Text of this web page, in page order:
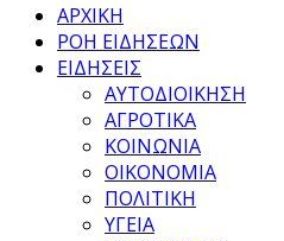
ΑΡΧΙΚΗ
ΡΟΗ ΕΙΔΗΣΕΩΝ
ΕΙΔΗΣΕΙΣ
ΑΥΤΟΔΙΟΙΚΗΣΗ
ΑΓΡΟΤΙΚΑ
ΚΟΙΝΩΝΙΑ
ΟΙΚΟΝΟΜΙΑ
ΠΟΛΙΤΙΚΗ
ΥΓΕΙΑ